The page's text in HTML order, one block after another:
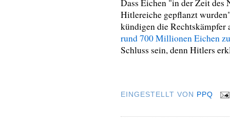
Dass Eichen "in der Zeit des
Hitlereiche gepflanzt
kündigen die
rund 700 Millionen Eichen
Schluss sein, denn Hitlers
EINGESTELLT VON PPQ